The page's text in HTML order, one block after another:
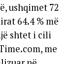
ushqimet 72
64.4 % më
shtet i cili
me